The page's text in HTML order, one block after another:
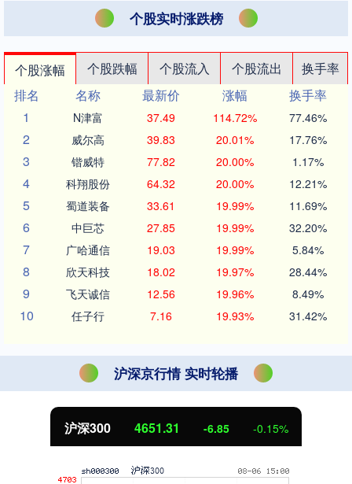
个股实时涨跌榜
个股涨幅 个股跌幅 个股流入 个股流出
换手率
排名
名称 最新价 涨幅
换手率
1
N津富 37.49 114.72% 77.46%
2 威尔高 39.83 20.01% 17.76%
3 锴威特 77.82 20.00% 1.17%
4 科翔股份 64.32 20.00% 12.21%
5 蜀道装备 33.61 19.99% 11.69%
6 中巨芯 27.85 19.99% 32.20%
7 广哈通信 19.03 19.99% 5.84%
8 欣天科技 18.02 19.97% 28.44%
9 飞天诚信 12.56 19.96% 8.49%
10 任子行 7.16 19.93% 31.42%
沪深京行情 实时轮播
北证50 1122.88 3.42 0.30%